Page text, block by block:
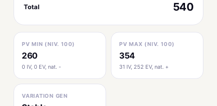
Total 540
PV MIN (NIV. 100)
260
0 IV, 0 EV, nat. -
PV MAX (NIV. 100)
354
31 IV, 252 EV, nat. +
VARIATION GEN